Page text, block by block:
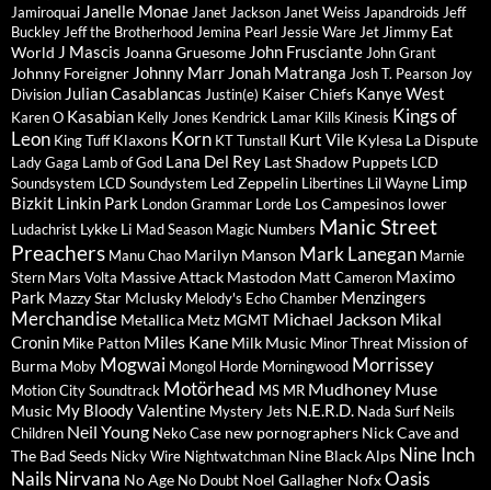
Jamiroquai Janelle Monae Janet Jackson Janet Weiss Japandroids Jeff
Buckley Jeff the Brotherhood Jemina Pearl Jessie Ware Jet Jimmy Eat
World J Mascis Joanna Gruesome John Frusciante John Grant
Johnny Foreigner Johnny Marr Jonah Matranga Josh T. Pearson Joy
Division Julian Casablancas Justin(e) Kaiser Chiefs Kanye West
Karen O Kasabian Kelly Jones Kendrick Lamar Kills Kinesis Kings of
Leon King Tuff Klaxons Korn KT Tunstall Kurt Vile Kylesa La Dispute
Lady Gaga Lamb of God Lana Del Rey Last Shadow Puppets LCD
Soundsystem LCD Soundystem Led Zeppelin Libertines Lil Wayne Limp
Bizkit Linkin Park London Grammar Lorde Los Campesinos lower
Ludachrist Lykke Li Mad Season Magic Numbers Manic Street
Preachers Manu Chao Marilyn Manson Mark Lanegan Marnie
Stern Mars Volta Massive Attack Mastodon Matt Cameron Maximo
Park Mazzy Star Mclusky Melody's Echo Chamber Menzingers
Merchandise Metallica Metz MGMT Michael Jackson Mikal
Cronin Mike Patton Miles Kane Milk Music Minor Threat Mission of
Burma Moby Mogwai Mongol Horde Morningwood Morrissey
Motion City Soundtrack Motörhead MS MR Mudhoney Muse
Music My Bloody Valentine Mystery Jets N.E.R.D. Nada Surf Neils
Children Neil Young Neko Case new pornographers Nick Cave and
The Bad Seeds Nicky Wire Nightwatchman Nine Black Alps Nine Inch
Nails Nirvana No Age No Doubt Noel Gallagher NofxOasis